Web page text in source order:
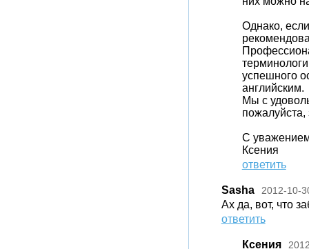
Однако,
успешного
английским.
Мы с
пожалуйста,
С
Ксения
ответить
Sasha 2012-10-
Ах да, вот, что
ответить
Ксения